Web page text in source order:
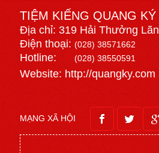
TIỆM KIẾNG QUANG KÝ
Địa chỉ: 319 Hải Thưởng
Điện thoại:(028) 38571662
Hotline:(028) 38550591
Website: http://quangky.com
MẠNG XÃ HỘI